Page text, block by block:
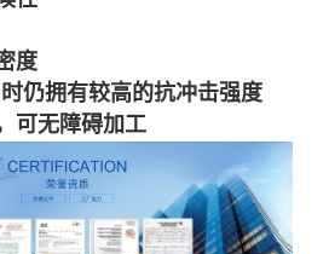
度
仍拥有较高的抗冲击强度
可无障碍加工